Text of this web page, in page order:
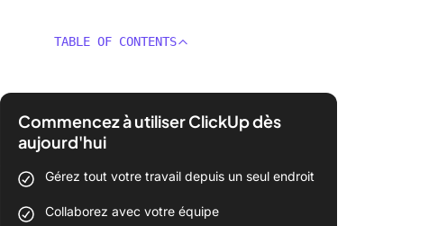
TABLE OF CONTENTS
Commencez à utiliser ClickUp dès
aujourd'hui
Gérez tout votre travail depuis un seul endroit
Collaborez avec votre équipe